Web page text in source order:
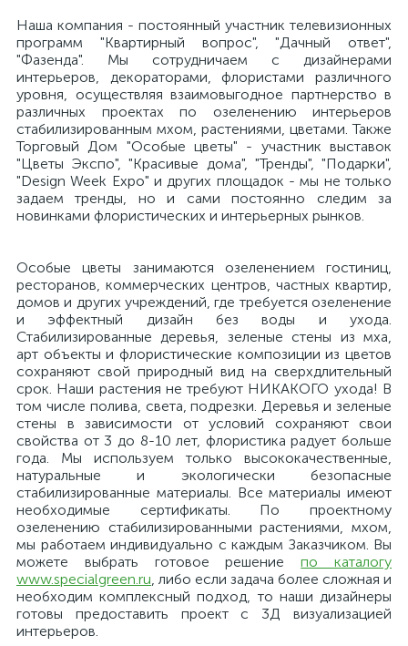
Наша компания - постоянный участник телевизионных
программ "Квартирный вопрос", "Дачный ответ",
"Фазенда". Мы сотрудничаем с дизайнерами
интерьеров, декораторами, флористами различного
уровня, осуществляя взаимовыгодное партнерство в
различных проектах по озеленению интерьеров
стабилизированным мхом, растениями, цветами. Также
Торговый Дом "Особые цветы" - участник выставок
"Цветы Экспо", "Красивые дома", "Тренды", "Подарки",
"Design Week Expo" и других площадок - мы не только
задаем тренды, но и сами постоянно следим за
новинками флористических и интерьерных рынков.
Особые цветы занимаются озеленением гостиниц,
ресторанов, коммерческих центров, частных квартир,
домов и других учреждений, где требуется озеленение
и эффектный дизайн без воды и ухода.
Стабилизированные деревья, зеленые стены из мха,
арт объекты и флористические композиции из цветов
сохраняют свой природный вид на сверхдлительный
срок. Наши растения не требуют НИКАКОГО ухода! В
том числе полива, света, подрезки. Деревья и зеленые
стены в зависимости от условий сохраняют свои
свойства от 3 до 8-10 лет, флористика радует больше
года. Мы используем только высококачественные,
натуральные и экологически безопасные
стабилизированные материалы. Все материалы имеют
необходимые сертификаты. По проектному
озеленению стабилизированными растениями, мхом,
мы работаем индивидуально с каждым Заказчиком. Вы
можете выбрать готовое решениепо каталогу
www.specialgreen.ru, либо если задача более сложная и
необходим комплексный подход, то наши дизайнеры
готовы предоставить проект с 3Д визуализацией
интерьеров.